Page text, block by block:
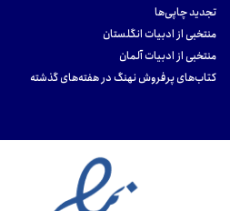
تجدید چاپی‌ها
منتخبی از ادبیات انگلستان
منتخبی از ادبیات آلمان
کتاب‌های پرفروش نهنگ در هفته‌های گذشته